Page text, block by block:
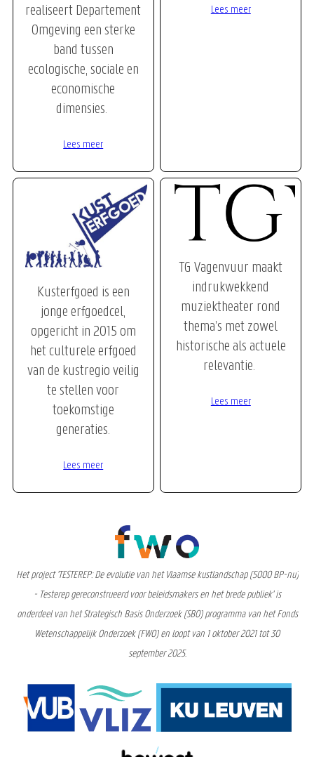
realiseert Departement
Omgeving een sterke
band tussen
ecologische, sociale en
economische
dimensies.
Lees meer
Lees meer
Kusterfgoed is een
jonge erfgoedcel,
opgericht in 2015 om
het culturele erfgoed
van de kustregio veilig
te stellen voor
toekomstige
generaties.
Lees meer
TG Vagenvuur maakt
indrukwekkend
muziektheater rond
thema’s met zowel
historische als actuele
relevantie.
Lees meer
Het project 'TESTEREP: De evolutie van het Vlaamse kustlandschap (5000 BP-nu)
- Testerep gereconstrueerd voor beleidsmakers en het brede publiek' is
onderdeel van het Strategisch Basis Onderzoek (SBO) programma van het Fonds
Wetenschappelijk Onderzoek (FWO) en loopt van 1 oktober 2021 tot 30
september 2025.